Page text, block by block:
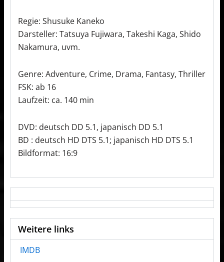
Regie: Shusuke Kaneko
Darsteller: Tatsuya Fujiwara, Takeshi Kaga, Shido
Nakamura, uvm.
Genre: Adventure, Crime, Drama, Fantasy, Thriller
FSK: ab 16
Laufzeit: ca. 140 min
DVD: deutsch DD 5.1, japanisch DD 5.1
BD : deutsch HD DTS 5.1; japanisch HD DTS 5.1
Bildformat: 16:9
Weitere links
IMDB